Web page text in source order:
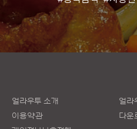
얼라우투 소개
이용약관
얼라
다운